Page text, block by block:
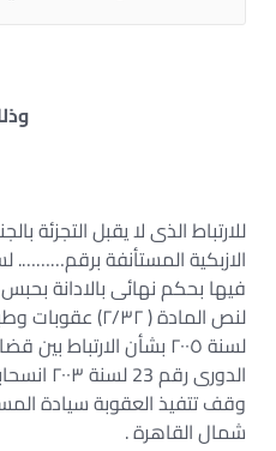
فيها بحكم نهائى بالادانة
لسنة ٢٠٠٥ بشأن الارتباط
الدورى
وقف تتفيذ العقوبة سيادة
شمال القاهرة .